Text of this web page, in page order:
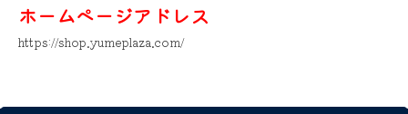
ホームページアドレス
https://shop.yumeplaza.com/